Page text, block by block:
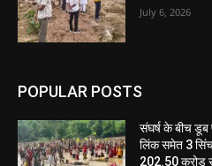
July 6, 2026
POPULAR POSTS
संघर्ष के बीच डूब
लिंक समेत 3
202.50 करोड़